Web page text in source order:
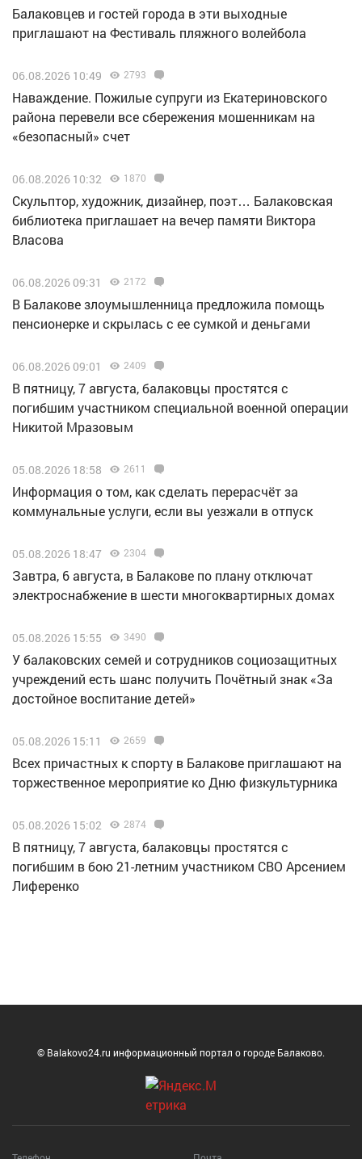
Балаковцев и гостей города в эти выходные
приглашают на Фестиваль пляжного волейбола
06.08.2026 10:49 2793
Наваждение. Пожилые супруги из Екатериновского
района перевели все сбережения мошенникам на
«безопасный» счет
06.08.2026 10:32 1870
Скульптор, художник, дизайнер, поэт… Балаковская
библиотека приглашает на вечер памяти Виктора
Власова
06.08.2026 09:31 2172
В Балакове злоумышленница предложила помощь
пенсионерке и скрылась с ее сумкой и деньгами
06.08.2026 09:01 2409
В пятницу, 7 августа, балаковцы простятся с
погибшим участником специальной военной операции
Никитой Мразовым
05.08.2026 18:58 2611
Информация о том, как сделать перерасчёт за
коммунальные услуги, если вы уезжали в отпуск
05.08.2026 18:47 2304
Завтра, 6 августа, в Балакове по плану отключат
электроснабжение в шести многоквартирных домах
05.08.2026 15:55 3490
У балаковских семей и сотрудников социозащитных
учреждений есть шанс получить Почётный знак «За
достойное воспитание детей»
05.08.2026 15:11 2659
Всех причастных к спорту в Балакове приглашают на
торжественное мероприятие ко Дню физкультурника
05.08.2026 15:02 2874
В пятницу, 7 августа, балаковцы простятся с
погибшим в бою 21-летним участником СВО Арсением
Лиференко
© Balakovo24.ru информационный портал о городе Балаково.